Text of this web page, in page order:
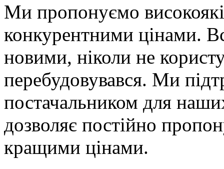
Ми пропонуємо
конкурентними цінами.
новими, ніколи не
перебудовувався. Ми
постачальником для
дозволяє постійно
кращими цінами.